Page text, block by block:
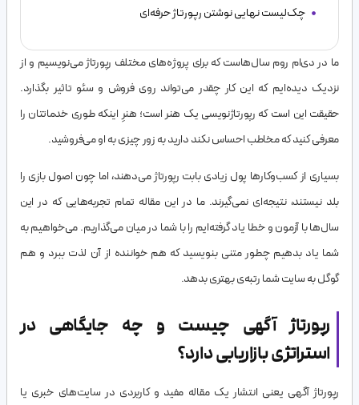
چک‌لیست نهایی نوشتن رپورتاژ حرفه‌ای
ما در دی‌ام روم سال‌هاست که برای پروژه‌های مختلف رپورتاژ می‌نویسیم و از
نزدیک دیده‌ایم که این کار چقدر می‌تواند روی فروش و سئو تاثیر بگذارد.
حقیقت این است که رپورتاژنویسی یک هنر است؛ هنرِ اینکه طوری خدماتتان را
معرفی کنید که مخاطب احساس نکند دارید به زور چیزی به او می‌فروشید.
بسیاری از کسب‌وکارها پول زیادی بابت رپورتاژ می‌دهند، اما چون اصول بازی را
بلد نیستند، نتیجه‌ای نمی‌گیرند. ما در این مقاله تمام تجربه‌هایی که در این
سال‌ها با آزمون و خطا یاد گرفته‌ایم را با شما در میان می‌گذاریم. می‌خواهیم به
شما یاد بدهیم چطور متنی بنویسید که هم خواننده از آن لذت ببرد و هم
گوگل به سایت شما رتبه‌ی بهتری بدهد.
رپورتاژ آگهی چیست و چه جایگاهی در
استراتژی بازاریابی دارد؟
رپورتاژ آگهی یعنی انتشار یک مقاله مفید و کاربردی در سایت‌های خبری یا